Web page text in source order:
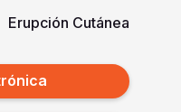
Erupción Cutánea